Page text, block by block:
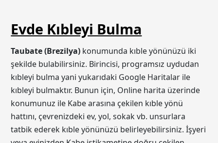
Evde Kıbleyi Bulma
Taubate (Brezilya) konumunda kıble yönünüzü iki
şekilde bulabilirsiniz. Birincisi, programsız uydudan
kıbleyi bulma yani yukarıdaki Google Haritalar ile
kıbleyi bulmaktır. Bunun için, Online harita üzerinde
konumunuz ile Kabe arasına çekilen kıble yönü
hattını, çevrenizdeki ev, yol, sokak vb. unsurlara
tatbik ederek kıble yönünüzü belirleyebilirsiniz. İşyeri